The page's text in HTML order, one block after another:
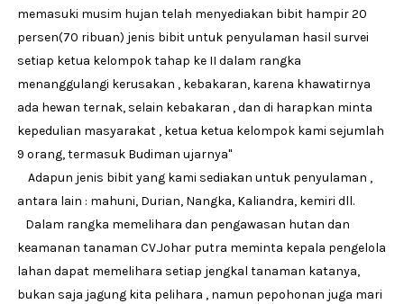
memasuki musim hujan telah menyediakan bibit hampir 20
persen(70 ribuan) jenis bibit untuk penyulaman hasil survei
setiap ketua kelompok tahap ke II dalam rangka
menanggulangi kerusakan , kebakaran, karena khawatirnya
ada hewan ternak, selain kebakaran , dan di harapkan minta
kepedulian masyarakat , ketua ketua kelompok kami sejumlah
9 orang, termasuk Budiman ujarnya"
Adapun jenis bibit yang kami sediakan untuk penyulaman ,
antara lain : mahuni, Durian, Nangka, Kaliandra, kemiri dll.
Dalam rangka memelihara dan pengawasan hutan dan
keamanan tanaman CV.Johar putra meminta kepala pengelola
lahan dapat memelihara setiap jengkal tanaman katanya,
bukan saja jagung kita pelihara , namun pepohonan juga mari